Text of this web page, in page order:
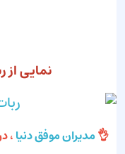
نمایی از
👌مدیران موفق دنیا،